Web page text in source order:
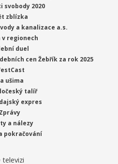
svobody 2020
zblízka
a kanalizace a.s.
v regionech
duel
cen Žebřík za rok 2025
ušima
talíř
expres
Zprávy
a nálezy
pokračování
televizi